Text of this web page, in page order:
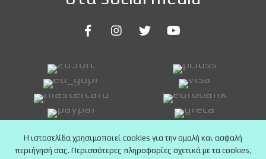
Η ιστοσελίδα χρησιμοποιεί cookies για την ομαλή και ασφαλή
περιήγησή σας. Περισσότερες πληροφορίες σχετικά με τα cookies,